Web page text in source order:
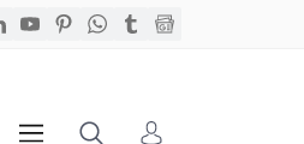
DİĞER